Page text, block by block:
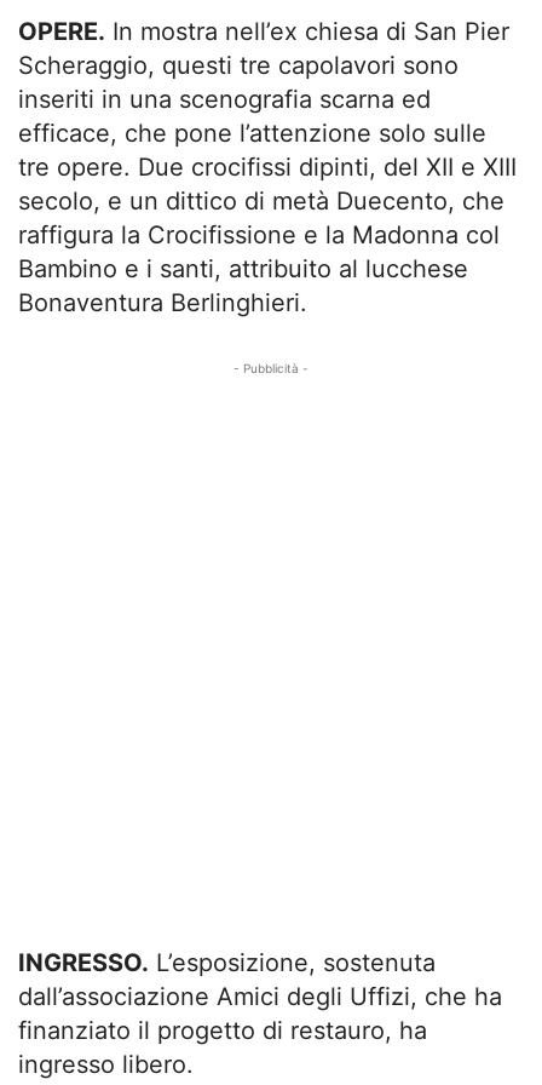
OPERE. In mostra nell’ex chiesa di San Pier
Scheraggio, questi tre capolavori sono
inseriti in una scenografia scarna ed
efficace, che pone l’attenzione solo sulle
tre opere. Due crocifissi dipinti, del XII e XIII
secolo, e un dittico di metà Duecento, che
raffigura la Crocifissione e la Madonna col
Bambino e i santi, attribuito al lucchese
Bonaventura Berlinghieri.
- Pubblicità -
INGRESSO. L’esposizione, sostenuta
dall’associazione Amici degli Uffizi, che ha
finanziato il progetto di restauro, ha
ingresso libero.